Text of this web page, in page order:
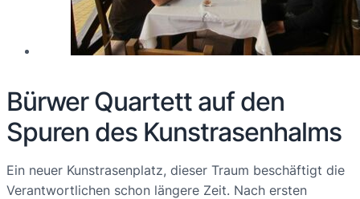
Bürwer Quartett auf den
Spuren des Kunstrasenhalms
Ein neuer Kunstrasenplatz, dieser Traum beschäftigt die
Verantwortlichen schon längere Zeit. Nach ersten